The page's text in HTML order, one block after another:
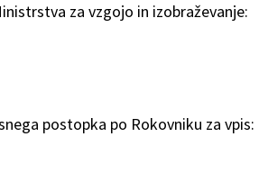
za vzgojo in izobraževanje:
postopka po Rokovniku za vpis: